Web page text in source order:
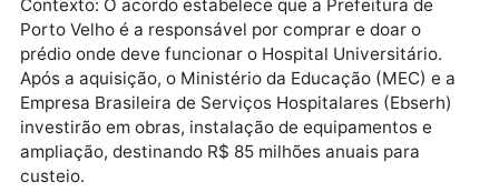
do hospital está em fase de conclusão pela
A previsão é que o processo de doação seja
ainda em 2025.
Contexto: O acordo estabelece que a Prefeitura de
Porto Velho é a responsável por comprar e doar o
prédio onde deve funcionar o Hospital Universitário.